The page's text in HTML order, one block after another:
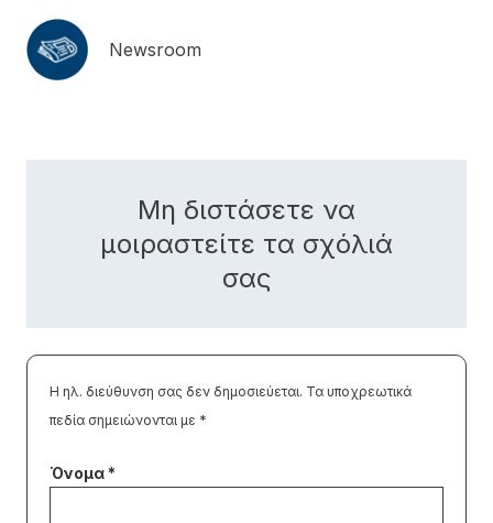
Newsroom
Μη διστάσετε να
μοιραστείτε τα σχόλιά
σας
Η ηλ. διεύθυνση σας δεν δημοσιεύεται. Τα υποχρεωτικά
πεδία σημειώνονται με *